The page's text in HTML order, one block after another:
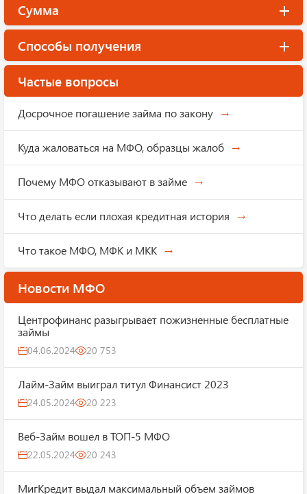
Сумма
Способы получения
Частые вопросы
Досрочное погашение займа по закону
Куда жаловаться на МФО, образцы жалоб
Почему МФО отказывают в займе
Что делать если плохая кредитная история
Что такое МФО, МФК и МКК
Новости МФО
Центрофинанс разыгрывает пожизненные бесплатные
займы
04.06.2024 20 753
Лайм-Займ выиграл титул Финансист 2023
24.05.2024 20 223
Веб-Займ вошел в ТОП-5 МФО
22.05.2024 20 243
МигКредит выдал максимальный объем займов